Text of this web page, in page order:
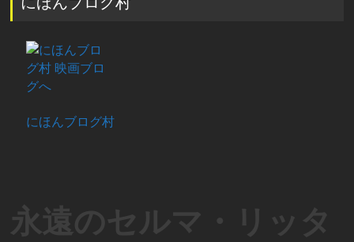
にほんブログ村
永遠のセルマ・リッタ